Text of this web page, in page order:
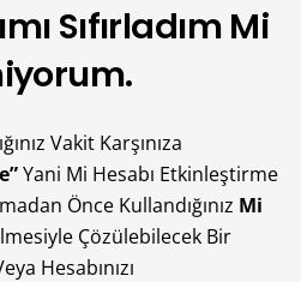
Sıfırladım Mi
Vakit Karşınıza
Yani Mi Hesabı Etkinleştirme
Önce Kullandığınız Mi
Çözülebilecek Bir
Hesabınızı